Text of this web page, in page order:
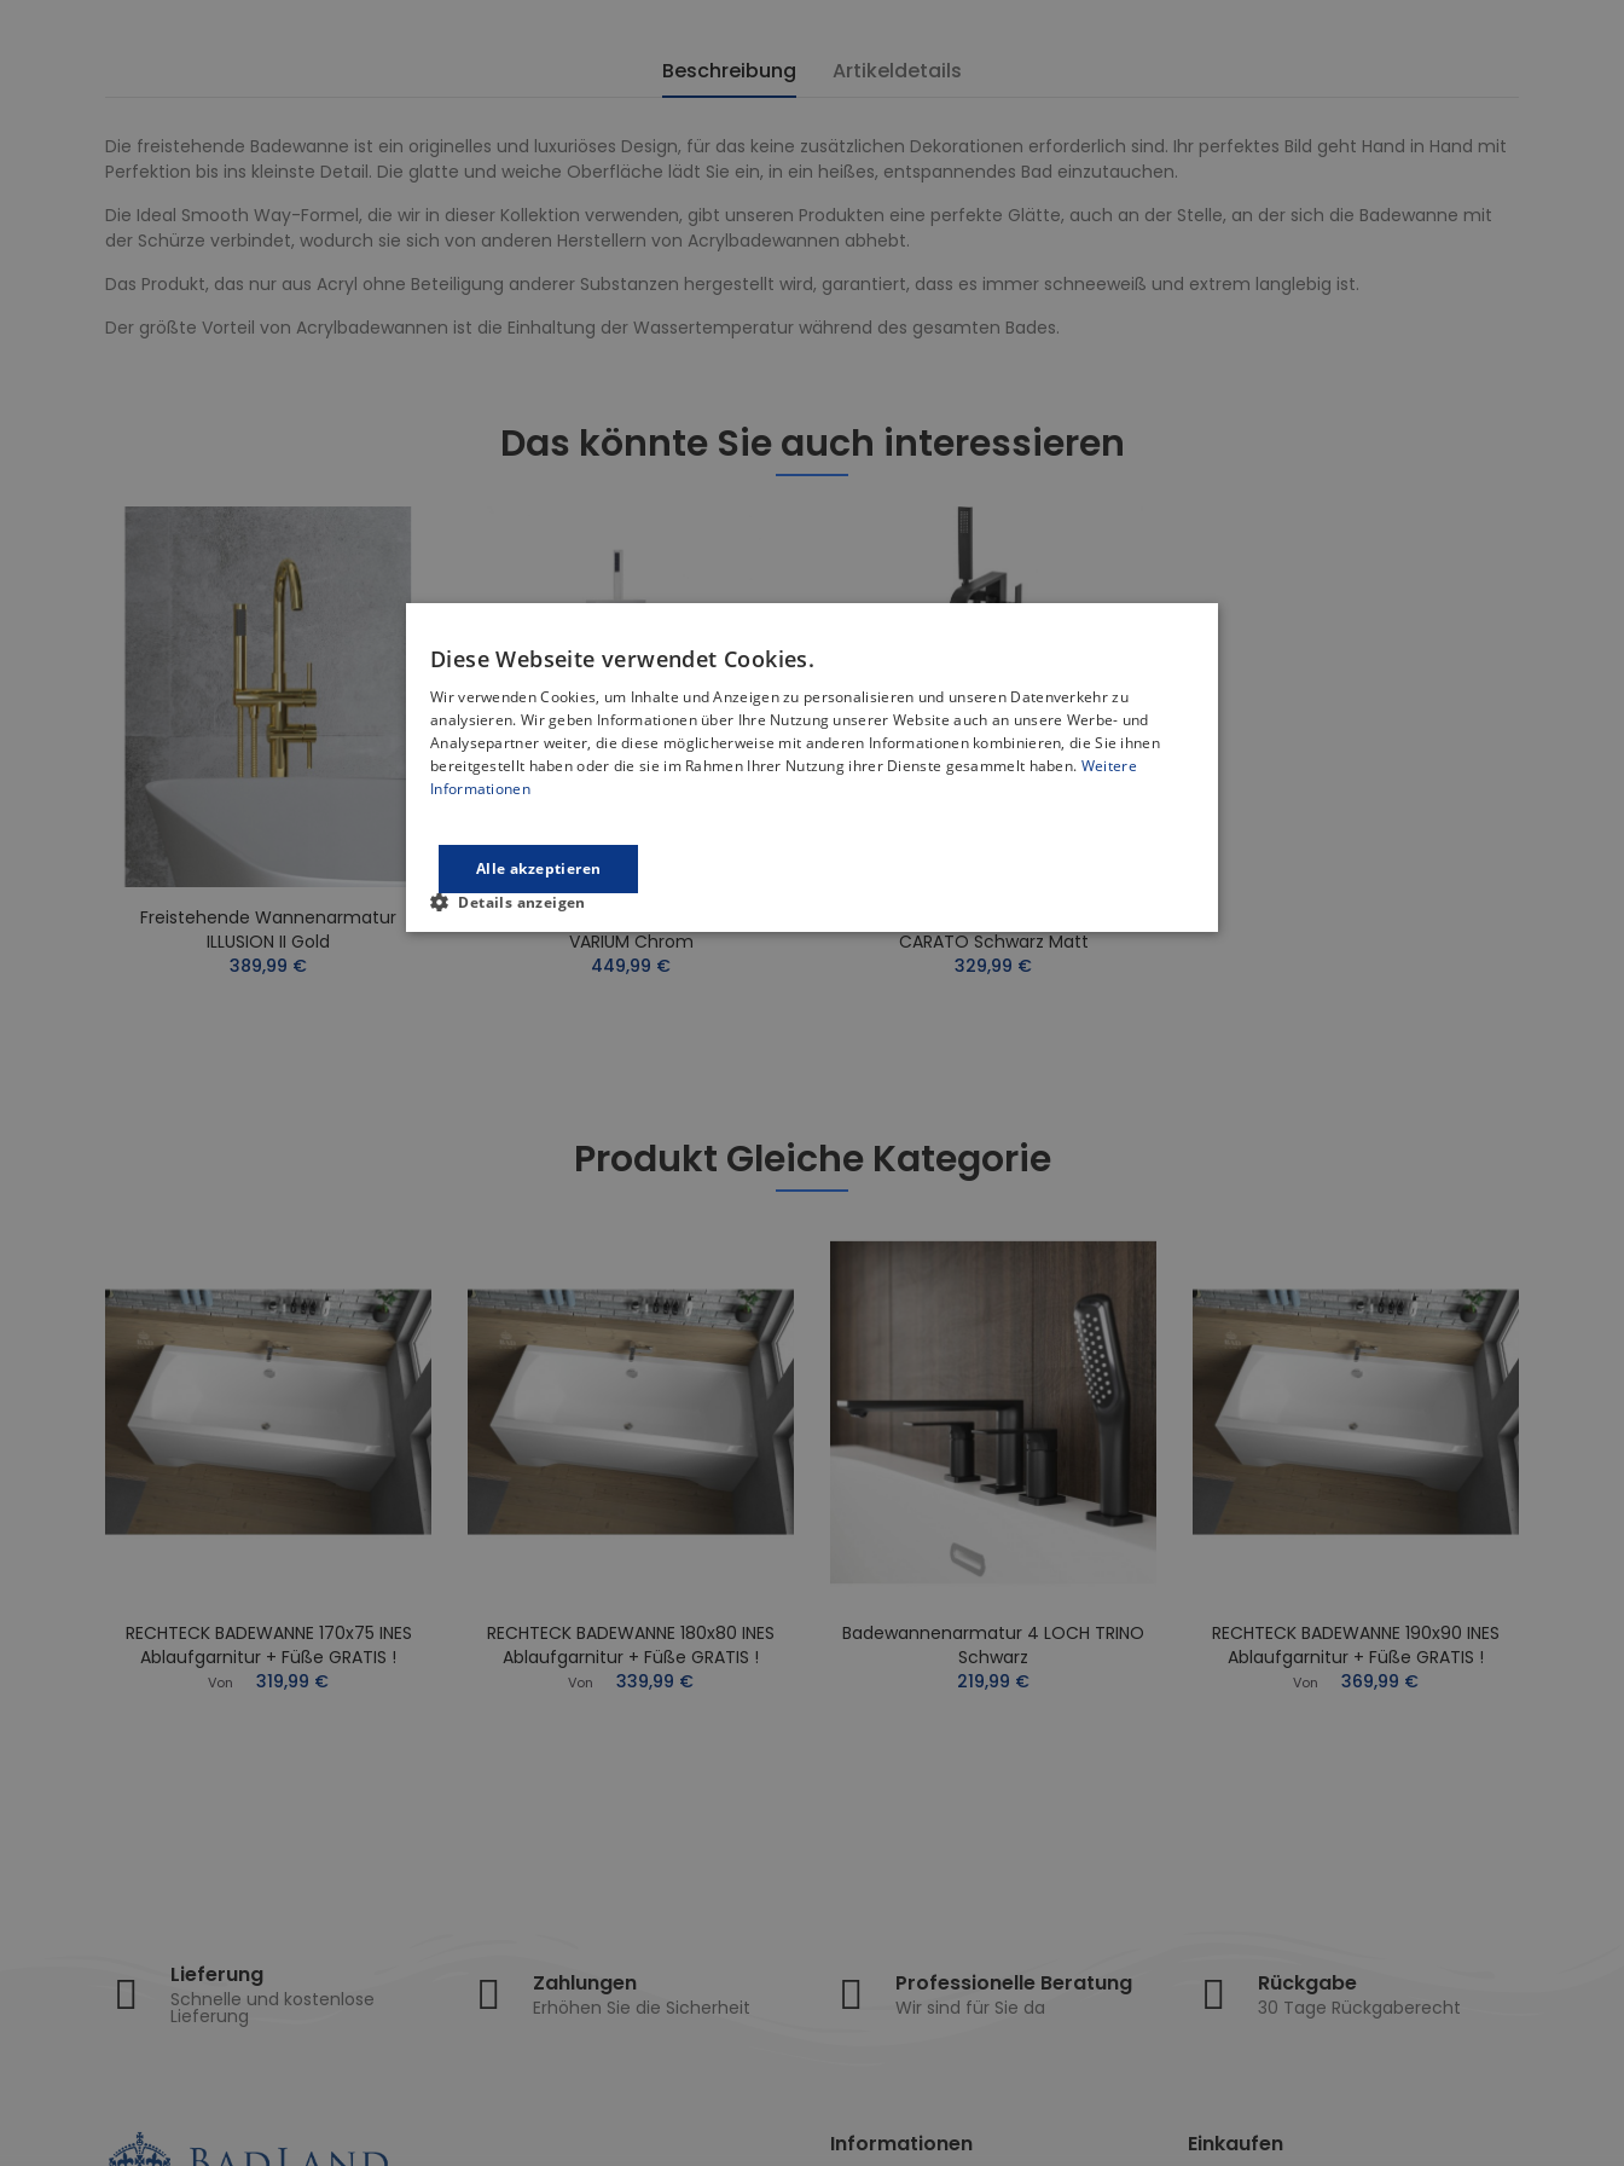
Beschreibung Artikeldetails
Die freistehende Badewanne ist ein originelles und luxuriöses Design, für das keine zusätzlichen Dekorationen erforderlich sind. Ihr perfektes Bild geht Hand in Hand mit
Perfektion bis ins kleinste Detail. Die glatte und weiche Oberfläche lädt Sie ein, in ein heißes, entspannendes Bad einzutauchen.
Die Ideal Smooth Way-Formel, die wir in dieser Kollektion verwenden, gibt unseren Produkten eine perfekte Glätte, auch an der Stelle, an der sich die Badewanne mit
der Schürze verbindet, wodurch sie sich von anderen Herstellern von Acrylbadewannen abhebt.
Das Produkt, das nur aus Acryl ohne Beteiligung anderer Substanzen hergestellt wird, garantiert, dass es immer schneeweiß und extrem langlebig ist.
Der größte Vorteil von Acrylbadewannen ist die Einhaltung der Wassertemperatur während des gesamten Bades.
Das könnte Sie auch interessieren
Freistehende Wannenarmatur
ILLUSION II Gold
389,99 €
Freistehende Wannenarmatur
VARIUM Chrom
449,99 €
CARATO Schwarz Matt
329,99 €
Produkt Gleiche Kategorie
RECHTECK BADEWANNE 170x75 INES
Ablaufgarnitur + Füße GRATIS !
Von 319,99 €
RECHTECK BADEWANNE 180x80 INES
Ablaufgarnitur + Füße GRATIS !
Von 339,99 €
Badewannenarmatur 4 LOCH TRINO
Schwarz
219,99 €
RECHTECK BADEWANNE 190x90 INES
Ablaufgarnitur + Füße GRATIS !
Von 369,99 €
Lieferung
Schnelle und kostenlose
Lieferung
Zahlungen
Erhöhen Sie die Sicherheit
Professionelle Beratung
Wir sind für Sie da
Rückgabe
30 Tage Rückgaberecht
Informationen Einkaufen
Diese Webseite verwendet Cookies.
Wir verwenden Cookies, um Inhalte und Anzeigen zu personalisieren und unseren Datenverkehr zu
analysieren. Wir geben Informationen über Ihre Nutzung unserer Website auch an unsere Werbe- und
Analysepartner weiter, die diese möglicherweise mit anderen Informationen kombinieren, die Sie ihnen
bereitgestellt haben oder die sie im Rahmen Ihrer Nutzung ihrer Dienste gesammelt haben. Weitere
Informationen
Alle akzeptieren
Details anzeigen